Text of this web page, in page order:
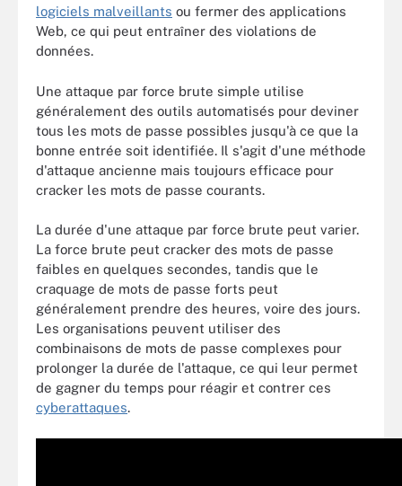
logiciels malveillants ou fermer des applications
Web, ce qui peut entraîner des violations de
données.
Une attaque par force brute simple utilise
généralement des outils automatisés pour deviner
tous les mots de passe possibles jusqu'à ce que la
bonne entrée soit identifiée. Il s'agit d'une méthode
d'attaque ancienne mais toujours efficace pour
cracker les mots de passe courants.
La durée d'une attaque par force brute peut varier.
La force brute peut cracker des mots de passe
faibles en quelques secondes, tandis que le
craquage de mots de passe forts peut
généralement prendre des heures, voire des jours.
Les organisations peuvent utiliser des
combinaisons de mots de passe complexes pour
prolonger la durée de l'attaque, ce qui leur permet
de gagner du temps pour réagir et contrer ces
cyberattaques.